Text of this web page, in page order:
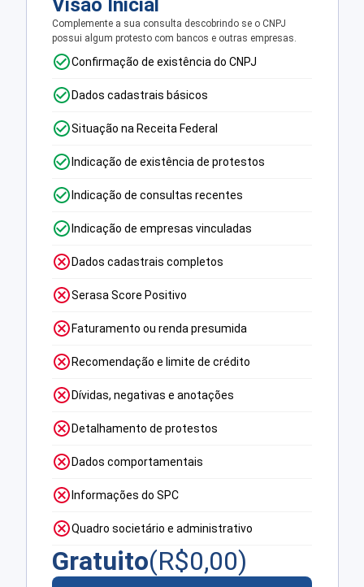
Visão Inicial
Complemente a sua consulta descobrindo se o CNPJ
possui algum protesto com bancos e outras empresas.
Confirmação de existência do CNPJ
Dados cadastrais básicos
Situação na Receita Federal
Indicação de existência de protestos
Indicação de consultas recentes
Indicação de empresas vinculadas
Dados cadastrais completos
Serasa Score Positivo
Faturamento ou renda presumida
Recomendação e limite de crédito
Dívidas, negativas e anotações
Detalhamento de protestos
Dados comportamentais
Informações do SPC
Quadro societário e administrativo
Gratuito(R$0,00)